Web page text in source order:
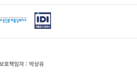
호책임자 : 박상유